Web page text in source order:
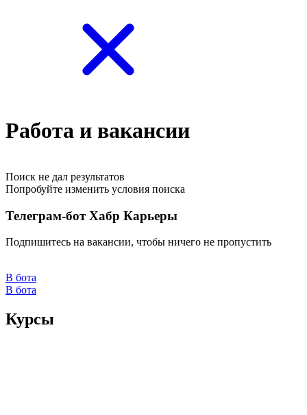
Работа и вакансии
Поиск не дал результатов
Попробуйте изменить условия поиска
Телеграм-бот Хабр Карьеры
Подпишитесь на вакансии, чтобы ничего не пропустить
В бота
В бота
Курсы